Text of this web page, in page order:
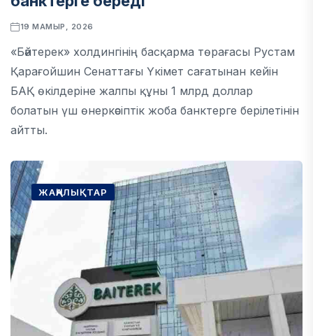
19 МАМЫР, 2026
«Бәйтерек» холдингінің басқарма төрағасы Рустам
Қарағойшин Сенаттағы Үкімет сағатынан кейін
БАҚ өкілдеріне жалпы құны 1 млрд доллар
болатын үш өнеркәсіптік жоба банктерге берілетінін
айтты.
ЖАҢАЛЫҚТАР